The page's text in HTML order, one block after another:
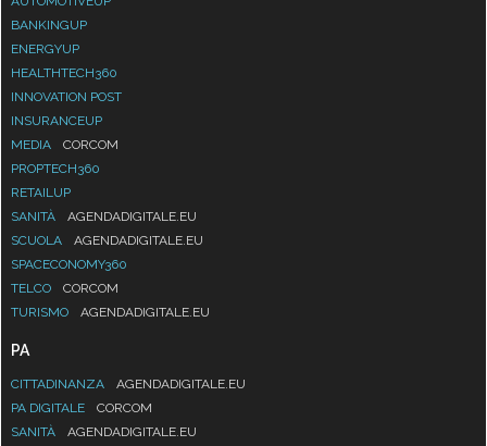
BANKINGUP
ENERGYUP
HEALTHTECH360
INNOVATION POST
INSURANCEUP
MEDIA
CORCOM
PROPTECH360
RETAILUP
SANITÀ
AGENDADIGITALE.EU
SCUOLA
AGENDADIGITALE.EU
SPACECONOMY360
TELCO
CORCOM
TURISMO
AGENDADIGITALE.EU
PA
CITTADINANZA
AGENDADIGITALE.EU
PA DIGITALE
CORCOM
SANITÀ
AGENDADIGITALE.EU